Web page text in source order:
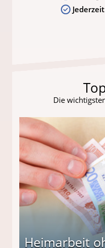
Die
Heimarbeit